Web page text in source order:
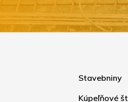
Stavebniny
Kúpeľňové